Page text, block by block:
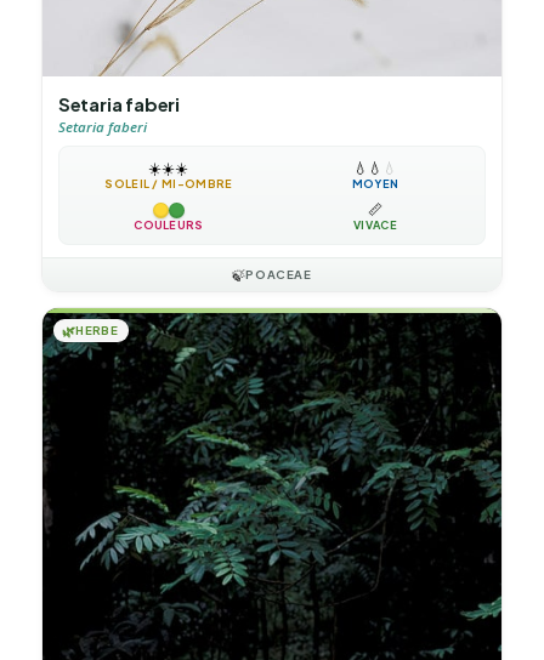
Setaria faberi
Setaria faberi
☀️☀️☀️
SOLEIL / MI-OMBRE
💧 💧 💧
MOYEN
COULEURS
📏
VIVACE
🍃POACEAE
🌿HERBE